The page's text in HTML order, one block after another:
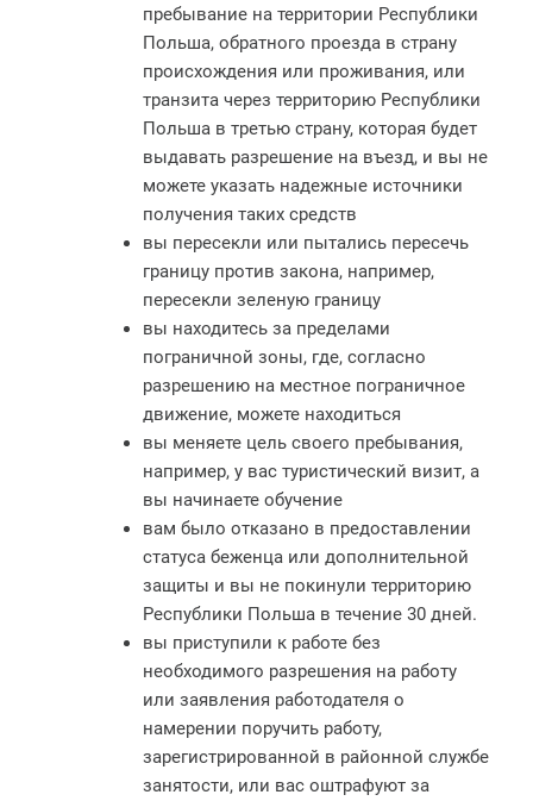
пребывание на территории Республики
Польша, обратного проезда в страну
происхождения или проживания, или
транзита через территорию Республики
Польша в третью страну, которая будет
выдавать разрешение на въезд, и вы не
можете указать надежные источники
получения таких средств
вы пересекли или пытались пересечь
границу против закона, например,
пересекли зеленую границу
вы находитесь за пределами
пограничной зоны, где, согласно
разрешению на местное пограничное
движение, можете находиться
вы меняете цель своего пребывания,
например, у вас туристический визит, а
вы начинаете обучение
вам было отказано в предоставлении
статуса беженца или дополнительной
защиты и вы не покинули территорию
Республики Польша в течение 30 дней.
вы приступили к работе без
необходимого разрешения на работу
или заявления работодателя о
намерении поручить работу,
зарегистрированной в районной службе
занятости, или вас оштрафуют за